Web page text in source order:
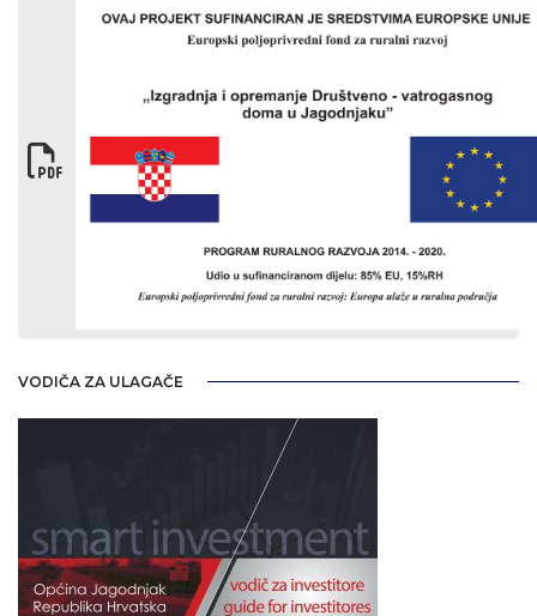
VODIČA ZA ULAGAČE